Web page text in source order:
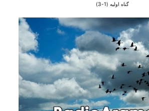
گناه اولیه (1-3)